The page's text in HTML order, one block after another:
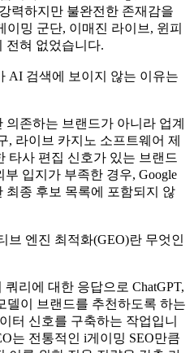
력하지만 불완전한 존재감을
이밍 군단, 이매진 라이브, 윈피
전혀 없었습니다.
AI 검색에 보이지 않는 이유는
존하는 브랜드가 아니라 업계
, 라이브 카지노 소프트웨어 제
타사 편집 신호가 있는 브랜드
입지가 부족한 경우, Google
종 후보 목록에 포함되지 않
브 엔진 최적화(GEO)란 무엇인
리에 대한 응답으로 ChatGPT,
델이 브랜드를 추천하도록 하는
터 신호를 구축하는 작업입니
는 전통적인 i게이밍 SEO만큼